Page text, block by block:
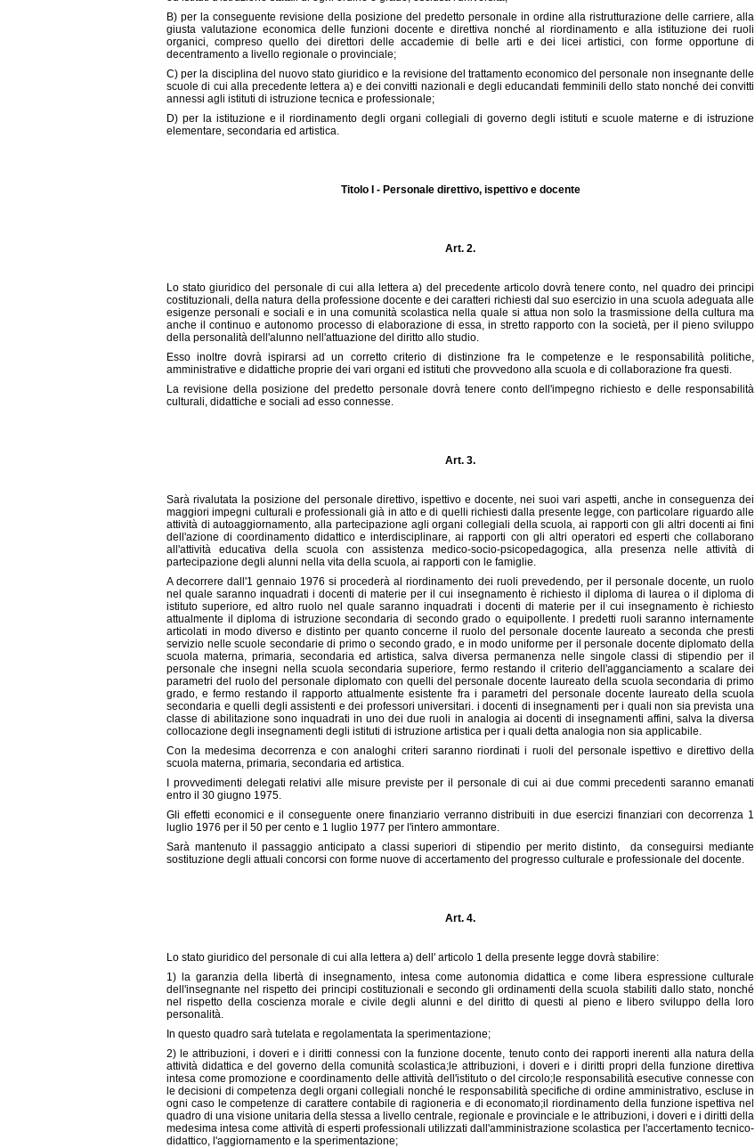
B) per la conseguente revisione della posizione del predetto personale in ordine alla ristrutturazione delle carriere, alla
giusta valutazione economica delle funzioni docente e direttiva nonché al riordinamento e alla istituzione dei ruoli
organici, compreso quello dei direttori delle accademie di belle arti e dei licei artistici, con forme opportune di
decentramento a livello regionale o provinciale;
C) per la disciplina del nuovo stato giuridico e la revisione del trattamento economico del personale non insegnante delle
scuole di cui alla precedente lettera a) e dei convitti nazionali e degli educandati femminili dello stato nonché dei convitti
annessi agli istituti di istruzione tecnica e professionale;
D) per la istituzione e il riordinamento degli organi collegiali di governo degli istituti e scuole materne e di istruzione
elementare, secondaria ed artistica.
Titolo I - Personale direttivo, ispettivo e docente
Art. 2.
Lo stato giuridico del personale di cui alla lettera a) del precedente articolo dovrà tenere conto, nel quadro dei principi
costituzionali, della natura della professione docente e dei caratteri richiesti dal suo esercizio in una scuola adeguata alle
esigenze personali e sociali e in una comunità scolastica nella quale si attua non solo la trasmissione della cultura ma
anche il continuo e autonomo processo di elaborazione di essa, in stretto rapporto con la società, per il pieno sviluppo
della personalità dell'alunno nell'attuazione del diritto allo studio.
Esso inoltre dovrà ispirarsi ad un corretto criterio di distinzione fra le competenze e le responsabilità politiche,
amministrative e didattiche proprie dei vari organi ed istituti che provvedono alla scuola e di collaborazione fra questi.
La revisione della posizione del predetto personale dovrà tenere conto dell'impegno richiesto e delle responsabilità
culturali, didattiche e sociali ad esso connesse.
Art. 3.
Sarà rivalutata la posizione del personale direttivo, ispettivo e docente, nei suoi vari aspetti, anche in conseguenza dei
maggiori impegni culturali e professionali già in atto e di quelli richiesti dalla presente legge, con particolare riguardo alle
attività di autoaggiornamento, alla partecipazione agli organi collegiali della scuola, ai rapporti con gli altri docenti ai fini
dell'azione di coordinamento didattico e interdisciplinare, ai rapporti con gli altri operatori ed esperti che collaborano
all'attività educativa della scuola con assistenza medico-socio-psicopedagogica, alla presenza nelle attività di
partecipazione degli alunni nella vita della scuola, ai rapporti con le famiglie.
A decorrere dall'1 gennaio 1976 si procederà al riordinamento dei ruoli prevedendo, per il personale docente, un ruolo
nel quale saranno inquadrati i docenti di materie per il cui insegnamento è richiesto il diploma di laurea o il diploma di
istituto superiore, ed altro ruolo nel quale saranno inquadrati i docenti di materie per il cui insegnamento è richiesto
attualmente il diploma di istruzione secondaria di secondo grado o equipollente. I predetti ruoli saranno internamente
articolati in modo diverso e distinto per quanto concerne il ruolo del personale docente laureato a seconda che presti
servizio nelle scuole secondarie di primo o secondo grado, e in modo uniforme per il personale docente diplomato della
scuola materna, primaria, secondaria ed artistica, salva diversa permanenza nelle singole classi di stipendio per il
personale che insegni nella scuola secondaria superiore, fermo restando il criterio dell'agganciamento a scalare dei
parametri del ruolo del personale diplomato con quelli del personale docente laureato della scuola secondaria di primo
grado, e fermo restando il rapporto attualmente esistente fra i parametri del personale docente laureato della scuola
secondaria e quelli degli assistenti e dei professori universitari. i docenti di insegnamenti per i quali non sia prevista una
classe di abilitazione sono inquadrati in uno dei due ruoli in analogia ai docenti di insegnamenti affini, salva la diversa
collocazione degli insegnamenti degli istituti di istruzione artistica per i quali detta analogia non sia applicabile.
Con la medesima decorrenza e con analoghi criteri saranno riordinati i ruoli del personale ispettivo e direttivo della
scuola materna, primaria, secondaria ed artistica.
I provvedimenti delegati relativi alle misure previste per il personale di cui ai due commi precedenti saranno emanati
entro il 30 giugno 1975.
Gli effetti economici e il conseguente onere finanziario verranno distribuiti in due esercizi finanziari con decorrenza 1
luglio 1976 per il 50 per cento e 1 luglio 1977 per l'intero ammontare.
Sarà mantenuto il passaggio anticipato a classi superiori di stipendio per merito distinto,
da conseguirsi mediante
sostituzione degli attuali concorsi con forme nuove di accertamento del progresso culturale e professionale del docente.
Art. 4.
Lo stato giuridico del personale di cui alla lettera a) dell' articolo 1 della presente legge dovrà stabilire:
1) la garanzia della libertà di insegnamento, intesa come autonomia didattica e come libera espressione culturale
dell'insegnante nel rispetto dei principi costituzionali e secondo gli ordinamenti della scuola stabiliti dallo stato, nonché
nel rispetto della coscienza morale e civile degli alunni e del diritto di questi al pieno e libero sviluppo della loro
personalità.
In questo quadro sarà tutelata e regolamentata la sperimentazione;
2) le attribuzioni, i doveri e i diritti connessi con la funzione docente, tenuto conto dei rapporti inerenti alla natura della
attività didattica e del governo della comunità scolastica;le attribuzioni, i doveri e i diritti propri della funzione direttiva
intesa come promozione e coordinamento delle attività dell'istituto o del circolo;le responsabilità esecutive connesse con
le decisioni di competenza degli organi collegiali nonché le responsabilità specifiche di ordine amministrativo, escluse in
ogni caso le competenze di carattere contabile di ragioneria e di economato;il riordinamento della funzione ispettiva nel
quadro di una visione unitaria della stessa a livello centrale, regionale e provinciale e le attribuzioni, i doveri e i diritti della
medesima intesa come attività di esperti professionali utilizzati dall'amministrazione scolastica per l'accertamento tecnico-
didattico, l'aggiornamento e la sperimentazione;